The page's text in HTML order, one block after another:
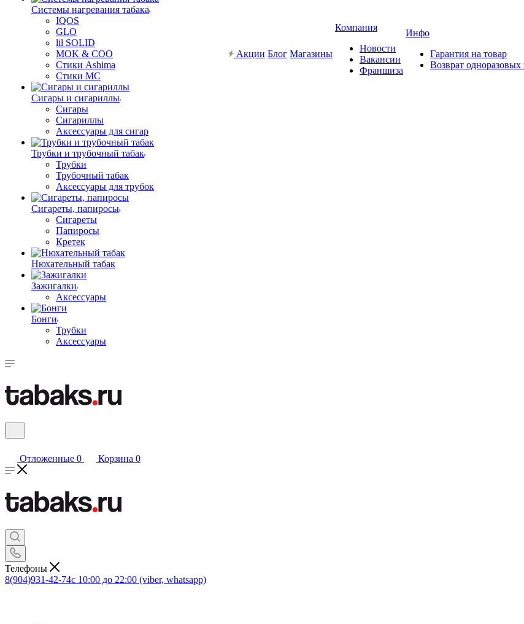
Системы нагревания табака
IQOS
GLO
lil SOLID
MOK & COO
Стики Ashima
Стики MC
Сигары и сигариллы
Сигары
Сигариллы
Аксессуары для сигар
Трубки и трубочный табак
Трубки
Трубочный табак
Аксессуары для трубок
Сигареты, папиросы
Сигареты
Папиросы
Кретек
Нюхательный табак
Зажигалки
Аксессуары
Бонги
Трубки
Аксессуары
Акции Блог Магазины
Компания
Новости
Вакансии
Франшиза
Инфо
Гарантия на товар
Возврат
Отложенные 0 Корзина 0
Телефоны
8(904)931-42-74с 10:00 до 22:00 (viber, whatsapp)